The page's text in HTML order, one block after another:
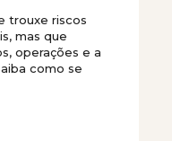
trouxe riscos
mas que
operações e a
como se